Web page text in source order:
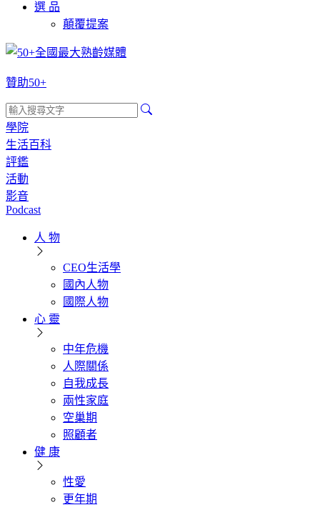
選 品
顛覆提案
贊助50+
學院
生活百科
評鑑
活動
影音
Podcast
人 物
CEO生活學
國內人物
國際人物
心 靈
中年危機
人際關係
自我成長
兩性家庭
空巢期
照顧者
健 康
性愛
更年期